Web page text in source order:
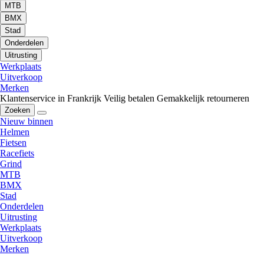
MTB
BMX
Stad
Onderdelen
Uitrusting
Werkplaats
Uitverkoop
Merken
Klantenservice in Frankrijk Veilig betalen Gemakkelijk retourneren
Zoeken
Nieuw binnen
Helmen
Fietsen
Racefiets
Grind
MTB
BMX
Stad
Onderdelen
Uitrusting
Werkplaats
Uitverkoop
Merken